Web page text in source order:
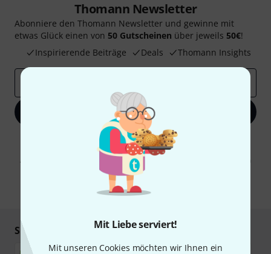
Mit Liebe serviert!
Mit unseren Cookies möchten wir Ihnen ein
Thomann Newsletter
Abonniere den Thomann Newsletter und gewinne mit
etwas Glück einen von 50 Gutscheinen über jeweils 50€!
Inspirierende Beiträge
Deals Thomann Insights
Jetzt anmelden
Mit Klick auf „Jetzt anmelden“ stimmen Sie dem Erhalt von E-Mail-
Werbung und einer Messung des E-Mail-Nutzungsverhaltens zu. Die
Abmeldung ist jederzeit möglich. Weitere Informationen finden Sie in
unseren
Datenschutzhinweisen
* Pflichtfeld
Sicher einkaufen & bezahlen